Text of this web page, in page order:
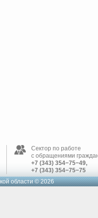
Сектор по работе
с обращениями
+7 (343) 354−75−49,
+7 (343) 354−75−75
области © 2026